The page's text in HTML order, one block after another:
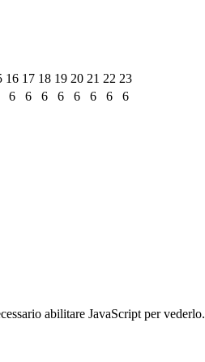
16 17 18 19 20 21 22 23
6 6 6 6 6 6 6 6
abilitare JavaScript per vederlo.